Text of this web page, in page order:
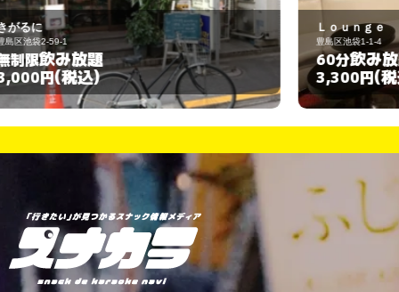
Ｌｏｕｎｇｅ ＬＩＮＤＡ
豊島区池袋1-1-4
60分飲み放題
3,300円(税込)